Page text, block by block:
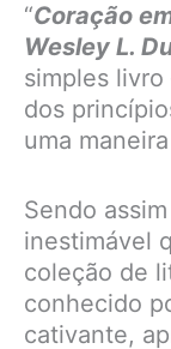
“Coração
Wesley L.
simples
dos
uma
Sendo
inestimável
coleção de
conhecido
cativante,